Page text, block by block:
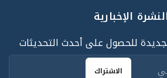
الإخبارية
للحصول على أحدث التحديثات
الاشتراك